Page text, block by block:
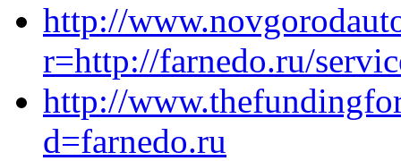
http://
r=http://farnedo.ru/
http://
d=farnedo.ru